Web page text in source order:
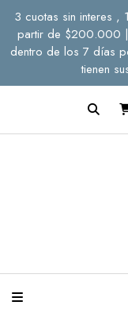
3 cuotas sin interes ,
partir de $200.000 |
dentro de los 7 días
tienen